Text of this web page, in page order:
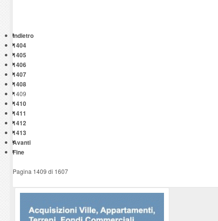
Indietro
1404
1405
1406
1407
1408
1409
1410
1411
1412
1413
Avanti
Fine
Pagina 1409 di 1607